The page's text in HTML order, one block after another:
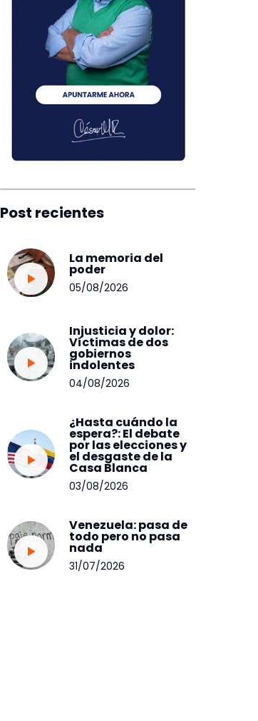
Post recientes
La memoria del
poder
05/08/2026
Injusticia y dolor:
Víctimas de dos
gobiernos
indolentes
04/08/2026
¿Hasta cuándo la
espera?: El debate
por las elecciones y
el desgaste de la
Casa Blanca
03/08/2026
Venezuela: pasa de
todo pero no pasa
nada
31/07/2026